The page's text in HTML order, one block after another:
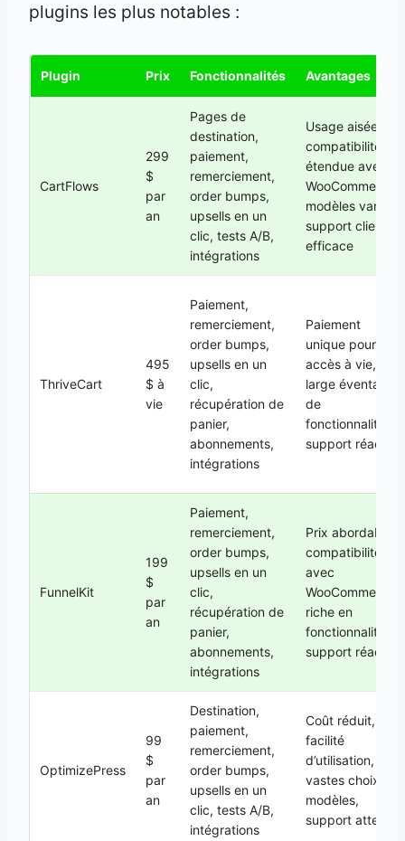
plugins les plus notables :
Plugin Prix Fonctionnalités Avantages
CartFlows
299
$
par
an
Pages de
destination,
paiement,
remerciement,
order bumps,
upsells en un
clic, tests A/B,
intégrations
Usage aisée,
compatibilité
étendue avec
WooCommerce,
modèles variés,
support client
efficace
ThriveCart
495
$ à
vie
Paiement,
remerciement,
order bumps,
upsells en un
clic,
récupération de
panier,
abonnements,
intégrations
Paiement
unique pour un
accès à vie,
large éventail
de
fonctionnalités,
support réactif
FunnelKit
199
$
par
an
Paiement,
remerciement,
order bumps,
upsells en un
clic,
récupération de
panier,
abonnements,
intégrations
Prix abordable,
compatibilité
avec
WooCommerce,
riche en
fonctionnalités,
support réactif
OptimizePress
99
$
par
an
Destination,
paiement,
remerciement,
order bumps,
upsells en un
clic, tests A/B,
intégrations
Coût réduit,
facilité
d’utilisation,
vastes choix de
modèles,
support attentif